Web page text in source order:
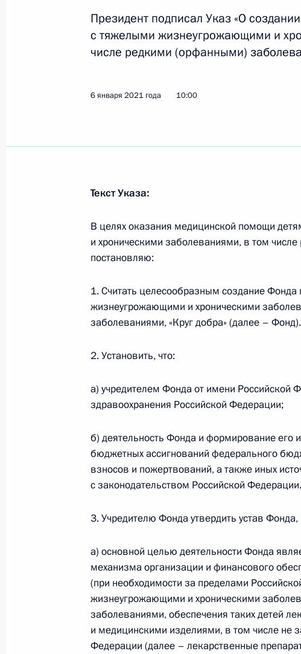
Совещание с членами Правительства
23 марта 2021 года, 13:40
Подписан закон, направленный на
24 февраля 2021 года, 10:30
Встреча с директором Федеральной
мониторингу Юрием Чиханчиным
19 февраля 2021 года, 13:10
Подписано распоряжение о выделении
фонда
Совещание с членами Правительства
Указ о создании фонда «Круг добра» для
с тяжёлыми жизнеугрожающими и
заболеваниями, в том числе редкими
6 января 2021 года, 10:00
Президент подписал Указ «О
с тяжелыми жизнеугрожающими и
числе редкими (орфанными)
6 января 2021 года 10:00
Текст Указа:
В целях оказания медицинской помощи
и хроническими заболеваниями, в том
постановляю:
1. Считать целесообразным создание
жизнеугрожающими и хроническими
заболеваниями, «Круг добра» (далее – Фонд).
2. Установить, что:
а) учредителем Фонда от имени Российской
здравоохранения Российской Федерации;
б) деятельность Фонда и формирование его
бюджетных ассигнований федерального
взносов и пожертвований, а также иных
с законодательством Российской Федерации.
3. Учредителю Фонда утвердить устав
а) основной целью деятельности Фонда
механизма организации и финансового
(при необходимости за пределами
жизнеугрожающими и хроническими
заболеваниями, обеспечения таких детей
и медицинскими изделиями, в том числе не
Федерации (далее – лекарственные